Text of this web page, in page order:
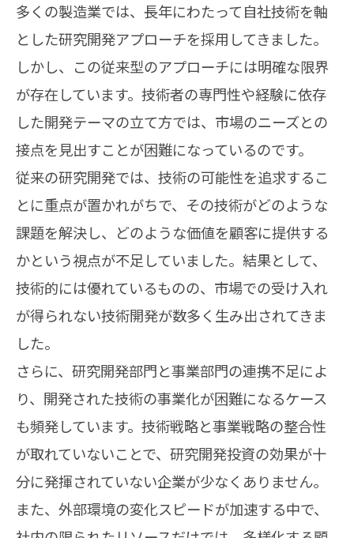
多くの製造業では、長年にわたって自社技術を軸
とした研究開発アプローチを採用してきました。
しかし、この従来型のアプローチには明確な限界
が存在しています。技術者の専門性や経験に依存
した開発テーマの立て方では、市場のニーズとの
接点を見出すことが困難になっているのです。
従来の研究開発では、技術の可能性を追求するこ
とに重点が置かれがちで、その技術がどのような
課題を解決し、どのような価値を顧客に提供する
かという視点が不足していました。結果として、
技術的には優れているものの、市場での受け入れ
が得られない技術開発が数多く生み出されてきま
した。
さらに、研究開発部門と事業部門の連携不足によ
り、開発された技術の事業化が困難になるケース
も頻発しています。技術戦略と事業戦略の整合性
が取れていないことで、研究開発投資の効果が十
分に発揮されていない企業が少なくありません。
また、外部環境の変化スピードが加速する中で、